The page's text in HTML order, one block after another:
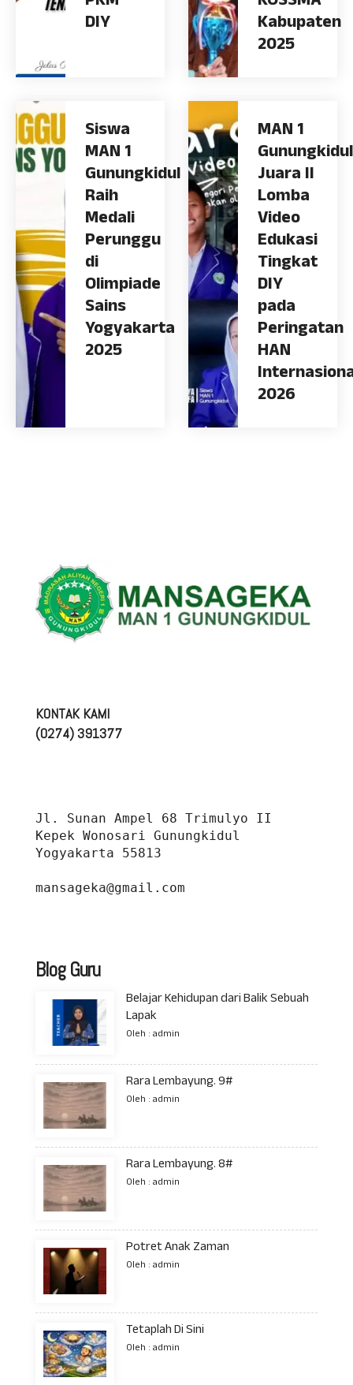
DIY Kabupaten
2025
Siswa
MAN 1
Gunungkidul
Raih
Medali
Perunggu
di
Olimpiade
Sains
Yogyakarta
2025
MAN 1
Gunungkidul
Juara II
Lomba
Video
Edukasi
Tingkat
DIY
pada
Peringatan
HAN
2026
KONTAK KAMI
(0274) 391377
Jl. Sunan Ampel 68 Trimulyo II
Kepek Wonosari Gunungkidul
Yogyakarta 55813
mansageka@gmail.com
Blog Guru
Belajar Kehidupan dari Balik Sebuah
Lapak
Oleh : admin
Rara Lembayung. 9#
Oleh : admin
Rara Lembayung. 8#
Oleh : admin
Potret Anak Zaman
Oleh : admin
Tetaplah Di Sini
Oleh : admin